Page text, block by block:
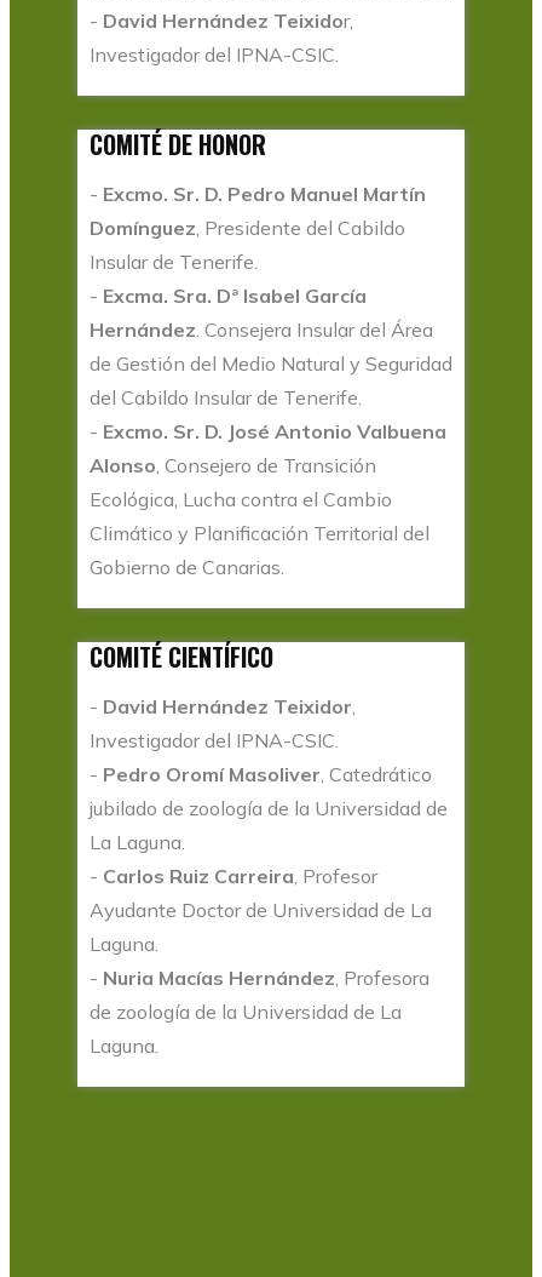
- David Hernández Teixidor,
Investigador del IPNA-CSIC.
COMITÉ DE HONOR
- Excmo. Sr. D. Pedro Manuel Martín
Domínguez, Presidente del Cabildo
Insular de Tenerife.
- Excma. Sra. Dª Isabel García
Hernández. Consejera Insular del Área
de Gestión del Medio Natural y Seguridad
del Cabildo Insular de Tenerife.
- Excmo. Sr. D. José Antonio Valbuena
Alonso, Consejero de Transición
Ecológica, Lucha contra el Cambio
Climático y Planificación Territorial del
Gobierno de Canarias.
COMITÉ CIENTÍFICO
- David Hernández Teixidor,
Investigador del IPNA-CSIC.
- Pedro Oromí Masoliver, Catedrático
jubilado de zoología de la Universidad de
La Laguna.
- Carlos Ruiz Carreira, ​Profesor
Ayudante Doctor de Universidad de La
Laguna.
- Nuria Macías Hernández, Profesora
de zoología de la Universidad de La
Laguna.